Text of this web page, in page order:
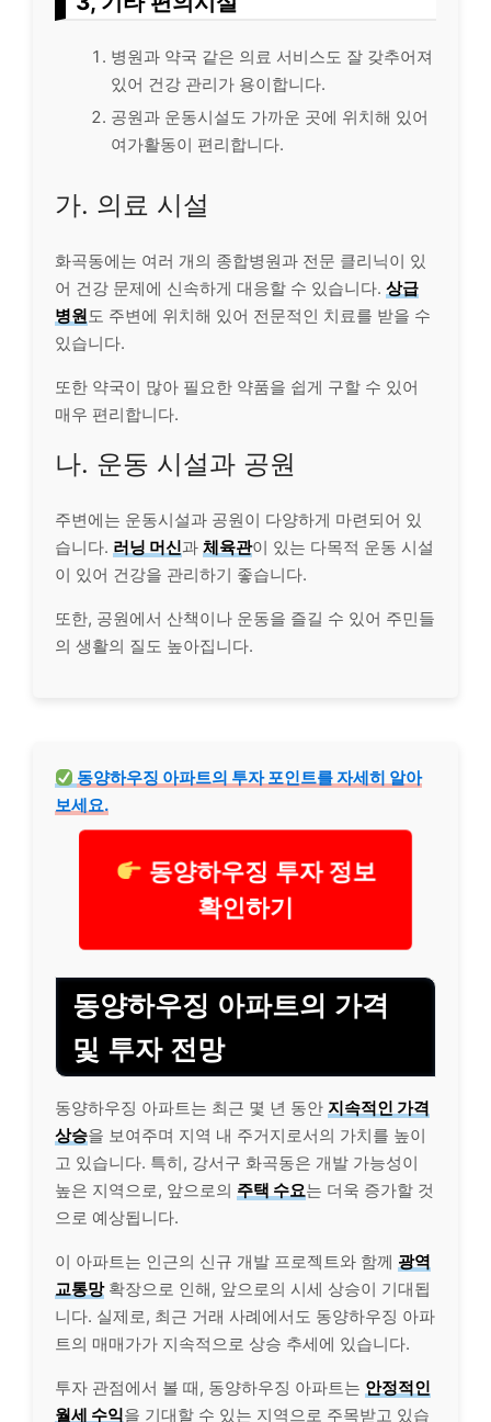
병원과 약국 같은 의료 서비스도 잘 갖추어져
있어 건강 관리가 용이합니다.
공원과 운동시설도 가까운 곳에 위치해 있어
여가활동이 편리합니다.
가. 의료 시설
화곡동에는 여러 개의 종합병원과 전문 클리닉이 있
어 건강 문제에 신속하게 대응할 수 있습니다. 상급
병원도 주변에 위치해 있어 전문적인 치료를 받을 수
있습니다.
또한 약국이 많아 필요한 약품을 쉽게 구할 수 있어
매우 편리합니다.
나. 운동 시설과 공원
주변에는 운동시설과 공원이 다양하게 마련되어 있
습니다. 러닝 머신과 체육관이 있는 다목적 운동 시설
이 있어 건강을 관리하기 좋습니다.
또한, 공원에서 산책이나 운동을 즐길 수 있어 주민들
의 생활의 질도 높아집니다.
동양하우징 아파트의 투자 포인트를 자세히 알아
보세요.
동양하우징 투자 정보
확인하기
동양하우징 아파트의 가격
및 투자 전망
동양하우징 아파트는 최근 몇 년 동안 지속적인 가격
상승을 보여주며 지역 내 주거지로서의 가치를 높이
고 있습니다. 특히, 강서구 화곡동은 개발 가능성이
높은 지역으로, 앞으로의 주택 수요는 더욱 증가할 것
으로 예상됩니다.
이 아파트는 인근의 신규 개발 프로젝트와 함께 광역
교통망확장으로 인해, 앞으로의 시세 상승이 기대됩
니다. 실제로, 최근 거래 사례에서도 동양하우징 아파
트의 매매가가 지속적으로 상승 추세에 있습니다.
투자 관점에서 볼 때, 동양하우징 아파트는 안정적인
월세 수익을 기대할 수 있는 지역으로 주목받고 있습